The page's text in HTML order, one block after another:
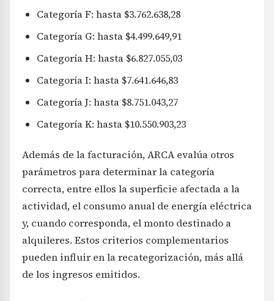
Categoría F: hasta $3.762.638,28
Categoría G: hasta $4.499.649,91
Categoría H: hasta $6.827.055,03
Categoría I: hasta $7.641.646,83
Categoría J: hasta $8.751.043,27
Categoría K: hasta $10.550.903,23
Además de la facturación, ARCA evalúa otros
parámetros para determinar la categoría
correcta, entre ellos la superficie afectada a la
actividad, el consumo anual de energía eléctrica
y, cuando corresponda, el monto destinado a
alquileres. Estos criterios complementarios
pueden influir en la recategorización, más allá
de los ingresos emitidos.